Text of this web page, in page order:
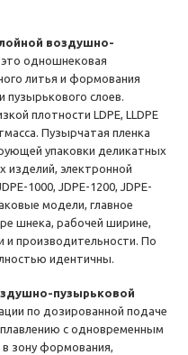
воздушно-
одношнековая
литья и формования
пузырькового слоев.
плотности LDPE, LLDPE
Пузырчатая пленка
упаковки деликатных
изделий, электронной
1000, JDPE-1200, JDPE-
модели, главное
шнека, рабочей ширине,
и производительности. По
идентичны.
пузырьковой
по дозированной подаче
с одновременным
зону формования,